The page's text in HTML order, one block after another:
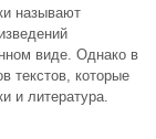
называют
виде. Однако в
текстов, которые
и литература.